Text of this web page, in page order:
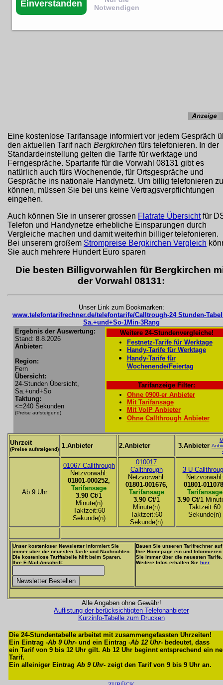
Eine kostenlose Tarifansage informiert vor jedem Gespräch
den aktuellen Tarif nach Bergkirchen fürs telefonieren. In der
Standardeinstellung gelten die Tarife für werktage und
Ferngespräche. Spartarife für die Vorwahl 08131 gibt es
natürlich auch fürs Wochenende, für Ortsgespräche und
Gespräche ins nationale Handynetz. Um billig telefonieren zu
können, müssen Sie bei uns keine Vertragsverpflichtungen
eingehen.
Auch können Sie in unserer grossen Flatrate Übersichtfür
Telefon und Handynetze erhebliche Einsparungen durch
Vergleiche machen und damit weiterhin billiger telefonieren.
Bei unserem großem Strompreise Bergkirchen Vergleich
Sie auch mehrere Hundert Euro sparen
Die besten Billigvorwahlen für Bergkirchen
der Vorwahl 08131:
Unser Link zum Bookmarken:
www.telefontarifrechner.de/telefontarife/Calltrough-24 Stunden-
Sa.+und+So-1Min-3Rang
Ergebnis der Auswertung:
Stand: 8.8.2026
Anbieter:
Region:
Fern
Übersicht:
24-Stunden Übersicht,
Sa.+und+So
Taktung:
<=240 Sekunden
(Preise aufsteigend)
Weitere 24-Stundenvergleiche!
Festnetz-Tarife für Werktage
Handy-Tarife für Werktage
Handy-Tarife für
Wochenende/Feiertag
Tarifanzeige Filter:
Ohne 0900-er Anbieter
Mit Tarifansage
Mit VoIP Anbieter
Ohne Callthrough Anbieter
Uhrzeit
(Preise aufsteigend) 1.Anbieter 2.Anbieter 3.Anbieter
Ab 9 Uhr
01067 Callthrough
Netzvorwahl:
01801-000252,
Tarifansage
3.90 Ct/1
Minute(n)
Taktzeit:60
Sekunde(n)
010017
Callthrough
Netzvorwahl:
01801-001676,
Tarifansage
3.90 Ct/1
Minute(n)
Taktzeit:60
Sekunde(n)
3 U
Netzvorwahl:
01801-
Tarifansage
3.90 Ct/1
Taktzeit:60
Sekunde(n)
Unser kostenloser Newsletter informiert Sie
immer über die neuesten Tarife und Nachrichten.
Die kostenlose Tariftabelle hilft beim Sparen.
Ihre E-Mail-Anschrift:
Bauen Sie unseren Tarifrechner auf
Ihre Homepage ein und Informieren
Sie immer über die neuesten Tarife.
Weitere Infos erhalten Sie hier
Alle Angaben ohne Gewähr!
Auflistung der berücksichtigten Telefonanbieter
Kurzinfo-Tabelle zum Drucken
Die 24-Stundentabelle arbeitet mit zusammengefassten Uhrzeiten!
Ein Eintrag -Ab 9 Uhr- und ein Eintrag -Ab 12 Uhr- bedeutet, dass
ein Tarif von 9 bis 12 Uhr gilt. Ab 12 Uhr beginnt entsprechend ein
Tarif.
Ein alleiniger Eintrag Ab 9 Uhr- zeigt den Tarif von 9 bis 9 Uhr an.
Einverstanden
Notwendigen